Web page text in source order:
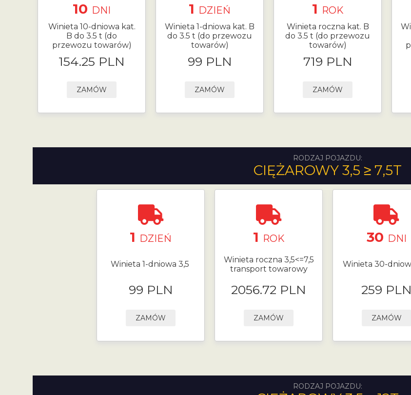
10 DNI
Winieta 10-dniowa kat.
B do 3.5 t (do
przewozu towarów)
154.25 PLN
ZAMÓW
1 DZIEŃ
Winieta 1-dniowa kat. B
do 3.5 t (do przewozu
towarów)
99 PLN
ZAMÓW
1 ROK
Winieta roczna kat. B
do 3.5 t (do przewozu
towarów)
719 PLN
ZAMÓW
RODZAJ POJAZDU:
CIĘŻAROWY 3,5 ≥ 7,5T
1 DZIEŃ
Winieta 1-dniowa 3,5
99 PLN
ZAMÓW
1 ROK
Winieta roczna 3,5<=7,5
transport towarowy
2056.72 PLN
ZAMÓW
30 DNI
Winieta 30-
259 PLN
ZAMÓW
RODZAJ POJAZDU: